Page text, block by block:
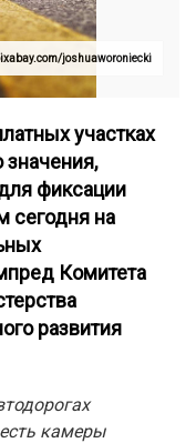
joshuaworoniecki
участках
значения,
фиксации
сегодня на
Комитета
развития
камеры